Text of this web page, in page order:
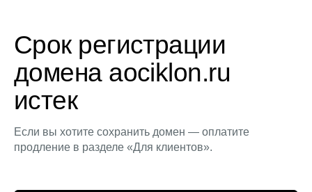
Срок регистрации
домена aociklon.ru
истек
Если вы хотите сохранить домен — оплатите
продление в разделе «Для клиентов».